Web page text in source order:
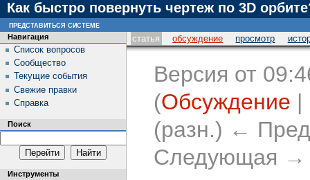
Как быстро повернуть чертеж по 3D
статья обсуждение просмотр
Версия от
(Обсуждение |
(разн.) ←
Следующая →
Навигация
Список вопросов
Сообщество
Текущие события
Свежие правки
Справка
Поиск
Инструменты
представиться системе